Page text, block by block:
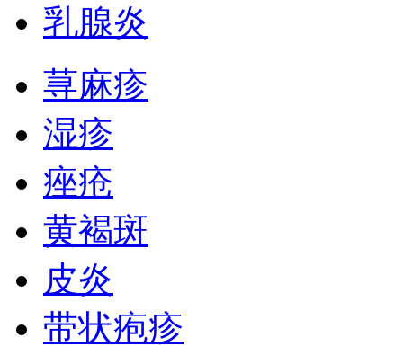
乳腺炎
荨麻疹
湿疹
痤疮
黄褐斑
皮炎
带状疱疹